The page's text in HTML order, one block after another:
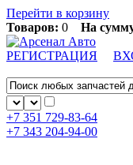
Перейти в корзину
Товаров: 0 На
РЕГИСТРАЦИЯ
+7 351 729-83-64
+7 343 204-94-00